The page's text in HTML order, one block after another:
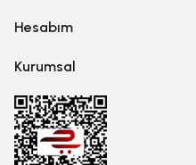
Hesabım
Kurumsal